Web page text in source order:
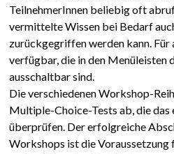
TeilnehmerInnen beliebig oft
vermittelte Wissen bei Bedarf
zurückgegriffen werden kann.
verfügbar, die in den Menüleisten
ausschaltbar sind.
Die verschiedenen Workshop-
Multiple-Choice-Tests ab, die das
überprüfen. Der erfolgreiche
Workshops ist die Voraussetzung